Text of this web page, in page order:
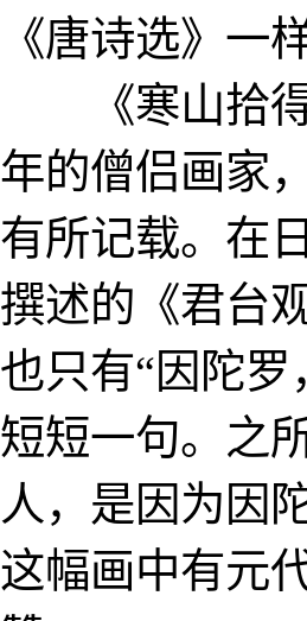
《唐诗选》一
《寒山拾得
年的僧侣画家
有所记载。在
撰述的《君台
也只有“因陀
短短一句。之
人，是因为因
这幅画中有元